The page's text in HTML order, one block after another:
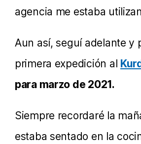
agencia me estaba
Aun así, seguí adelante y
primera expedición al
para marzo de 2021.
Siempre recordaré la
estaba sentado en la